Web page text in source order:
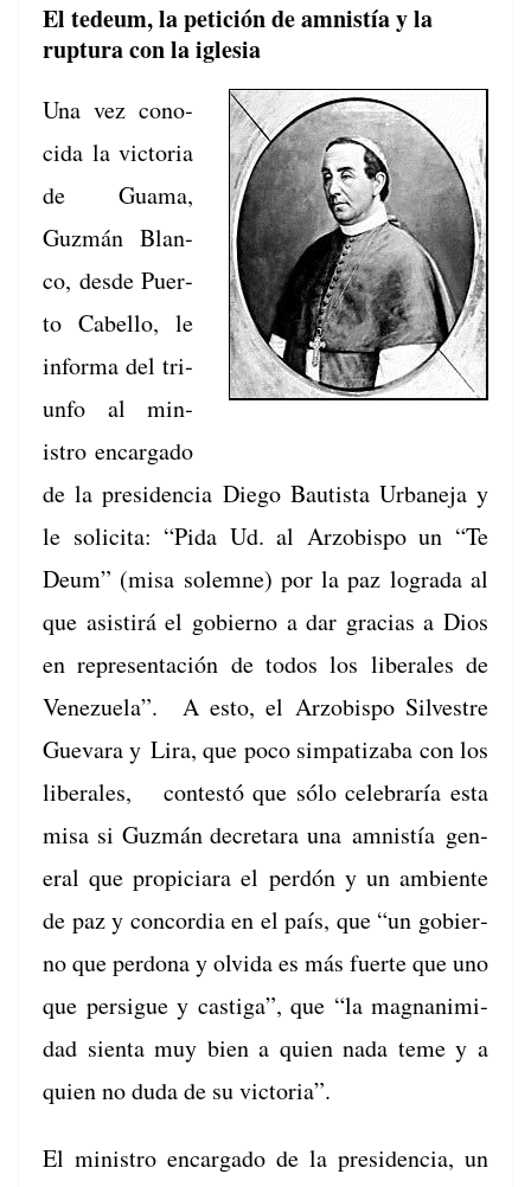
El tedeum, la petición de amnistía y la
ruptura con la iglesia
Una vez cono­
ci­da la vic­to­ria
de Gua­ma,
Guzmán Blan­
co, des­de Puer­
to Cabel­lo, le
infor­ma del tri­
un­fo al min­
istro encar­ga­do
de la pres­i­den­cia Diego Bautista Urbane­ja y
le solici­ta: “Pida Ud. al Arzo­bis­po un “Te
Deum” (misa solemne) por la paz logra­da al
que asi­s­tirá el gob­ier­no a dar gra­cias a Dios
en rep­re­sentación de todos los lib­erales de
Venezuela”. A esto, el Arzo­bis­po Sil­vestre
Gue­vara y Lira, que poco sim­pa­ti­z­a­ba con los
lib­erales, con­testó que sólo cel­e­braría esta
misa si Guzmán dec­re­tara una amnistía gen­
er­al que prop­i­cia­ra el perdón y un ambi­ente
de paz y con­cor­dia en el país, que “un gob­ier­
no que per­dona y olvi­da es más fuerte que uno
que per­sigue y cas­ti­ga”, que “la mag­na­n­im­i­
dad sien­ta muy bien a quien nada teme y a
quien no duda de su victoria”.
El min­istro encar­ga­do de la pres­i­den­cia, un